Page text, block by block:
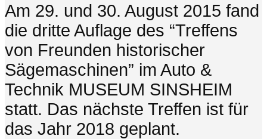
Am 29. und 30. August 2015 fand
die dritte Auflage des “Treffens
von Freunden historischer
Sägemaschinen” im Auto &
Technik MUSEUM SINSHEIM
statt. Das nächste Treffen ist für
das Jahr 2018 geplant.